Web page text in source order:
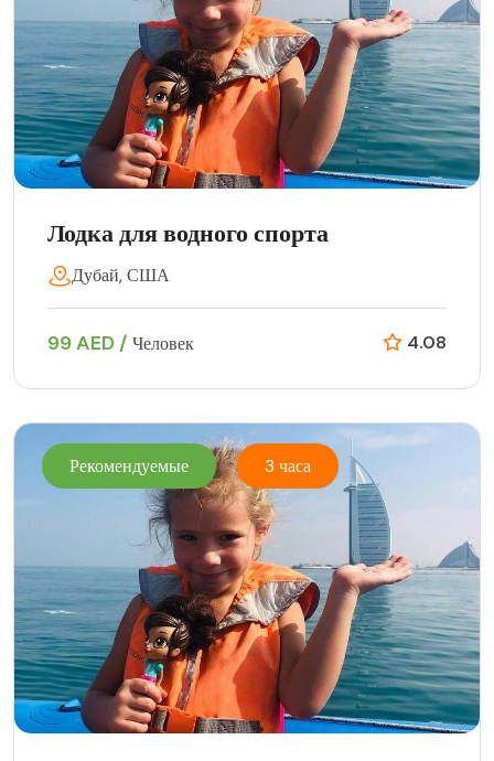
Лодка для водного спорта
Дубай, США
99 AED / Человек 4.08
Рекомендуемые 3 часа